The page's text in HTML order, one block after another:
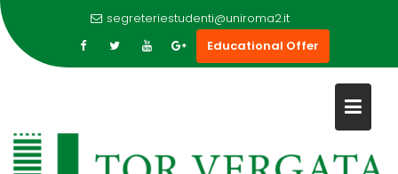
segreteriestudenti@uniroma2.it
Educational Offer
AGEVOLA: L’APPARTENENZA
CONVIENE!